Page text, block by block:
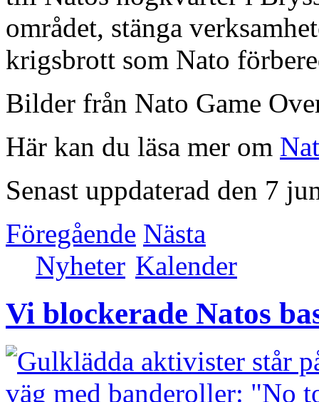
området, stänga
krigsbrott som Nato
Bilder från Nato Game
Här kan du läsa mer om
Senast uppdaterad den 7
Föregående Nästa
Nyheter Kalender
Vi blockerade Natos